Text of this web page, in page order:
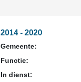
2014 - 2020
Gemeente:
Functie:
In dienst: